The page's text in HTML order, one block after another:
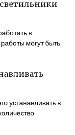
в
могут быть
устанавливать в